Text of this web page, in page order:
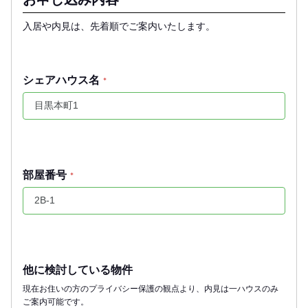
入居や内見は、先着順でご案内いたします。
シェアハウス名 *
部屋番号 *
他に検討している物件
現在お住いの方のプライバシー保護の観点より、内見は一ハウスのみ
ご案内可能です。